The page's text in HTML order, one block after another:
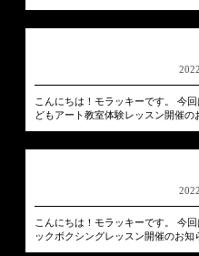
こんにちは！モラッキーです。 今
どもアート教室体験レッスン開催
こんにちは！モラッキーです。 今
ックボクシングレッスン開催のお